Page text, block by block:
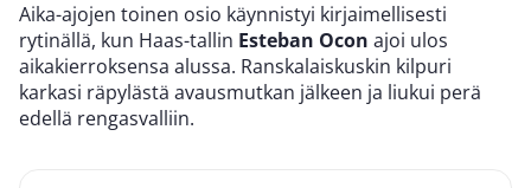
Aika-ajojen toinen osio käynnistyi kirjaimellisesti
rytinällä, kun Haas-tallin Esteban Ocon ajoi ulos
aikakierroksensa alussa. Ranskalaiskuskin kilpuri
karkasi räpylästä avausmutkan jälkeen ja liukui perä
edellä rengasvalliin.